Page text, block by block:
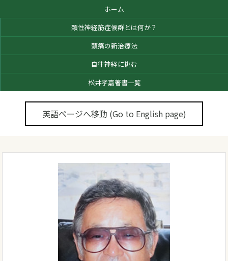
ホーム
頚性神経筋症候群とは何か？
頭痛の新治療法
自律神経に挑む
松井孝嘉著書一覧
英語ページへ移動 (Go to English page)